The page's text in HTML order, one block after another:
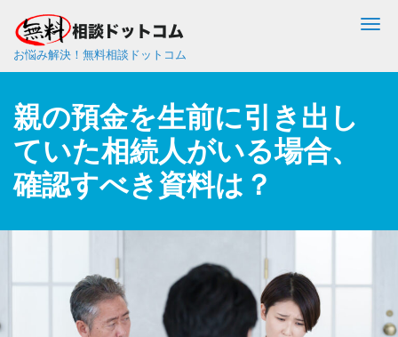
お悩み解決！無料相談ドットコム
親の預金を生前に引き出し
ていた相続人がいる場合、
確認すべき資料は？